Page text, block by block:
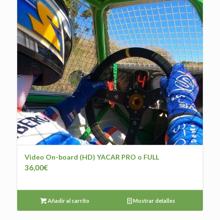
Video On-board (HD) YACAR PRO o FULL
36,00€
Añadir al carrito Mostrar detalles